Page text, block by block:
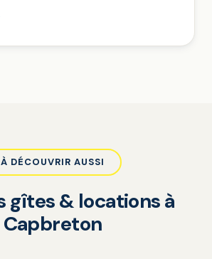
À DÉCOUVRIR AUSSI
gîtes & locations à
Capbreton